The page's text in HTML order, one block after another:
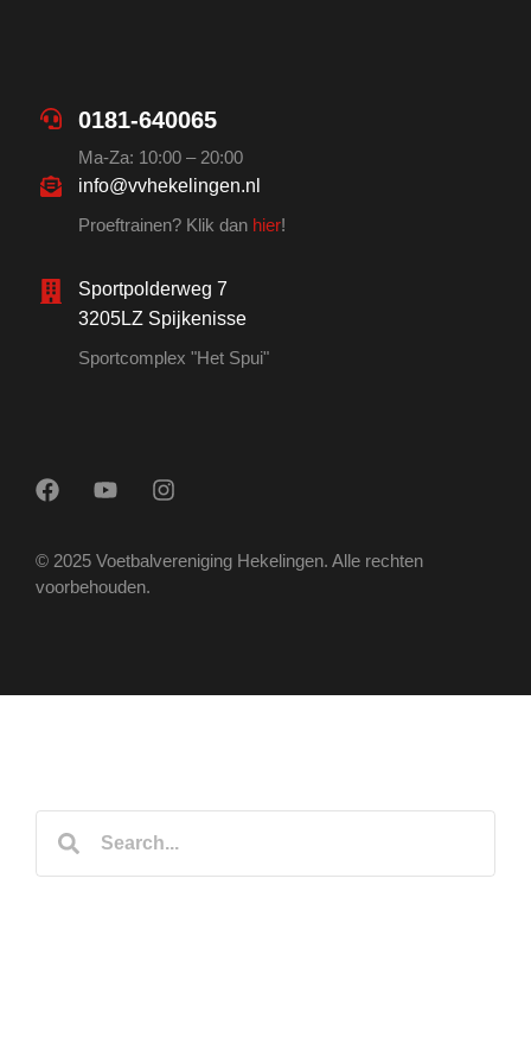
0181-640065
Ma-Za: 10:00 – 20:00
info@vvhekelingen.nl
Proeftrainen? Klik dan hier!
Sportpolderweg 7
3205LZ Spijkenisse
Sportcomplex "Het Spui"
© 2025 Voetbalvereniging Hekelingen. Alle rechten
voorbehouden.